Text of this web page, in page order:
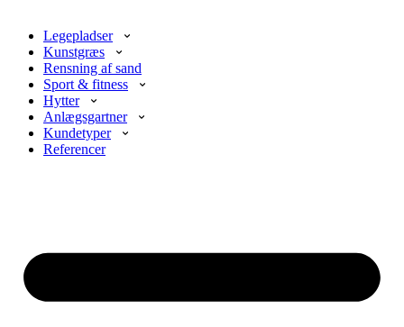
Legepladser
Kunstgræs
Rensning af sand
Sport & fitness
Hytter
Anlægsgartner
Kundetyper
Referencer